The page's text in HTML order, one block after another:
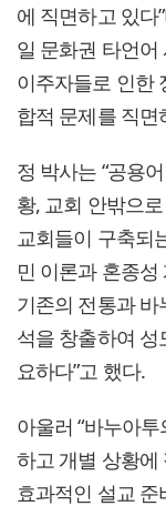
에 직면하고 있다
일 문화권 타언
이주자들로 인한
합적 문제를 직면
정 박사는 “공용
황, 교회 안밖으
교회들이 구축되
민 이론과 혼종
기존의 전통과
석을 창출하여
요하다”고 했다.
아울러 “바누아
하고 개별 상황에
효과적인 설교